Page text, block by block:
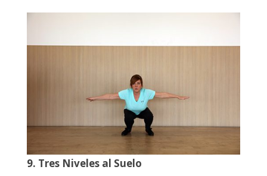
9. Tres Niveles al Suelo